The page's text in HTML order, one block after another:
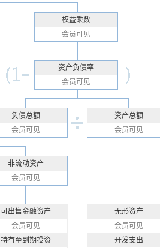
权益乘数
会员可见
资产负债率
会员可见
负债总额
会员可见
资产总额
会员可见
非流动资产
会员可见
可出售金融资产
会员可见
持有至到期投资
无形资产
会员可见
开发支出